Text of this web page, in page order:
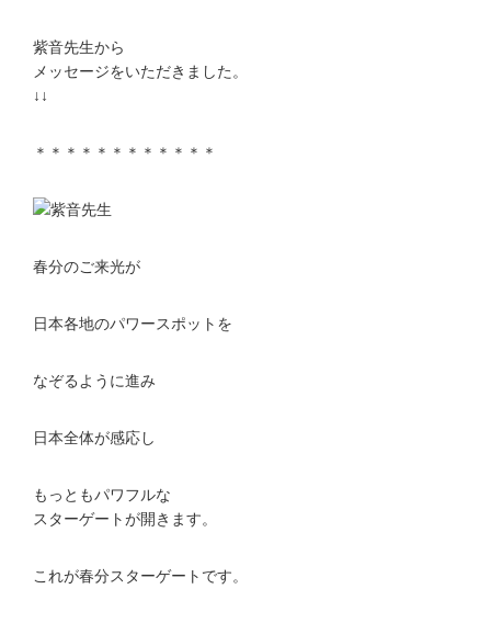
紫音先生から
メッセージをいただきました。
↓↓
＊＊＊＊＊＊＊＊＊＊＊＊
春分のご来光が
日本各地のパワースポットを
なぞるように進み
日本全体が感応し
もっともパワフルな
スターゲートが開きます。
これが春分スターゲートです。